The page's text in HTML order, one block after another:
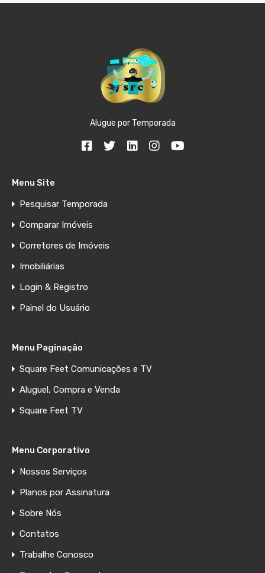
Alugue por Temporada
Menu Site
Pesquisar Temporada
Comparar Imóveis
Corretores de Imóveis
Imobiliárias
Login & Registro
Painel do Usuário
Menu Paginação
Square Feet Comunicações e TV
Aluguel, Compra e Venda
Square Feet TV
Menu Corporativo
Nossos Serviços
Planos por Assinatura
Sobre Nós
Contatos
Trabalhe Conosco